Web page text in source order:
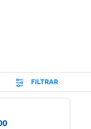
FILTRAR